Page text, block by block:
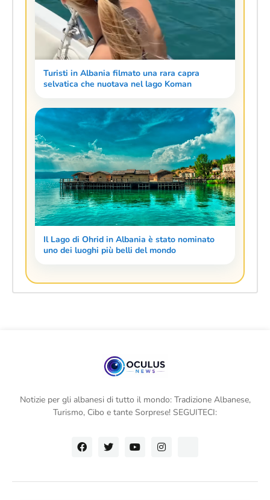
Turisti in Albania filmato una rara capra
selvatica che nuotava nel lago Koman
Il Lago di Ohrid in Albania è stato nominato
uno dei luoghi più belli del mondo
Notizie per gli albanesi di tutto il mondo: Tradizione Albanese,
Turismo, Cibo e tante Sorprese! SEGUITECI: